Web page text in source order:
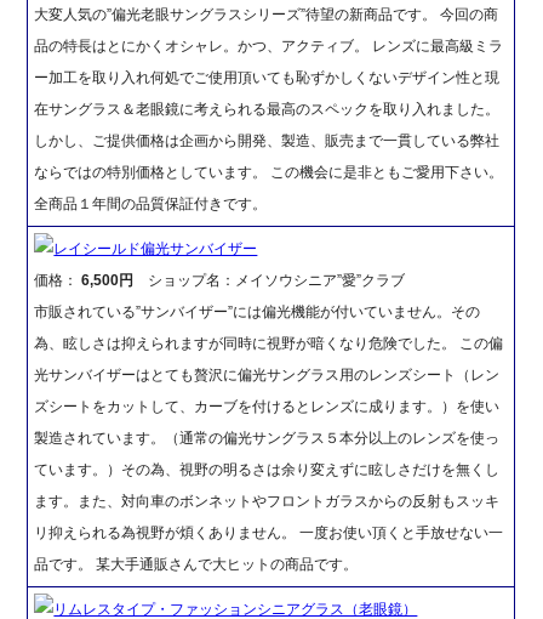
大変人気の”偏光老眼サングラスシリーズ”待望の新商品です。 今回の商
品の特長はとにかくオシャレ。かつ、アクティブ。 レンズに最高級ミラ
ー加工を取り入れ何処でご使用頂いても恥ずかしくないデザイン性と現
在サングラス＆老眼鏡に考えられる最高のスペックを取り入れました。
しかし、ご提供価格は企画から開発、製造、販売まで一貫している弊社
ならではの特別価格としています。 この機会に是非ともご愛用下さい。
全商品１年間の品質保証付きです。
レイシールド偏光サンバイザー
価格：6,500円
ショップ名：メイソウシニア”愛”クラブ
市販されている”サンバイザー”には偏光機能が付いていません。その
為、眩しさは抑えられますが同時に視野が暗くなり危険でした。 この偏
光サンバイザーはとても贅沢に偏光サングラス用のレンズシート（レン
ズシートをカットして、カーブを付けるとレンズに成ります。）を使い
製造されています。（通常の偏光サングラス５本分以上のレンズを使っ
ています。）その為、視野の明るさは余り変えずに眩しさだけを無くし
ます。また、対向車のボンネットやフロントガラスからの反射もスッキ
リ抑えられる為視野が煩くありません。 一度お使い頂くと手放せない一
品です。 某大手通販さんで大ヒットの商品です。
リムレスタイプ・ファッションシニアグラス（老眼鏡）